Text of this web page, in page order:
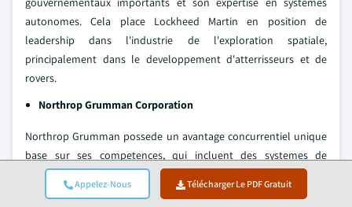
Appelez-Nous Télécharger Le PDF Gratuit
autonomes. Cela place Lockheed Martin en position de
leadership dans l'industrie de l'exploration spatiale,
principalement dans le developpement d'atterrisseurs et de
rovers.
Northrop Grumman Corporation
Northrop Grumman possede un avantage concurrentiel unique
base sur ses competences, qui incluent des systemes de
propulsion innovants et performants, des capacites robotiques
autonomes et une experience en exploration spatiale,